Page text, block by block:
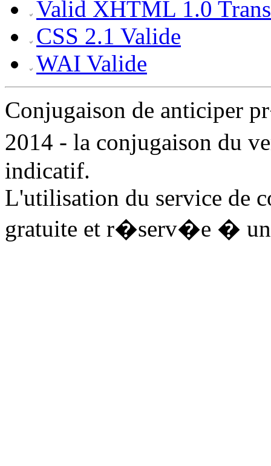
Valid XHTML 1.0
CSS 2.1 Valide
WAI Valide
Conjugaison de anticiper
2014 - la conjugaison du
indicatif.
L'utilisation du service de
gratuite et r�serv�e � un